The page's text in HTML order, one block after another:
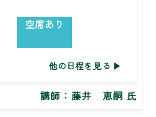
空席あり
他の日程を見る
講師： 藤井 恵嗣 氏